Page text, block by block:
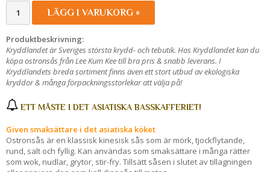
LÄGG I VARUKORG »
Produktbeskrivning:
Kryddlandet är Sveriges största krydd- och tebutik. Hos Kryddlandet kan du
köpa ostronsås från Lee Kum Kee till bra pris & snabb leverans. I
Kryddlandets breda sortiment finns även ett stort utbud av ekologiska
kryddor & många förpackningsstorlekar att välja på!
ETT MÅSTE I DET ASIATISKA BASSKAFFERIET!
Given smaksättare i det asiatiska köket
Ostronsås är en klassisk kinesisk sås som är mörk, tjockflytande,
rund, salt och fyllig. Kan användas som smaksättare i många rätter
som wok, nudlar, grytor, stir-fry. Tillsätt såsen i slutet av tillagningen